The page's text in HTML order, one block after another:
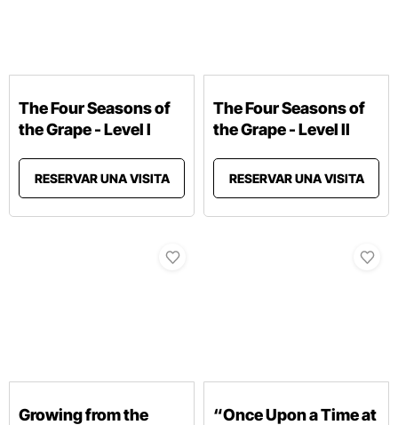
The Four Seasons of
the Grape - Level I
RESERVAR UNA VISITA
The Four Seasons of
the Grape - Level II
RESERVAR UNA VISITA
Growing from the
“Once Upon a Time at